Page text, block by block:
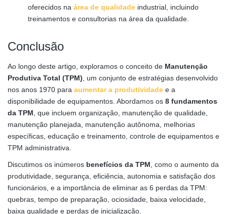
oferecidos na área de qualidade industrial, incluindo
treinamentos e consultorias na área da qualidade.
Conclusão
Ao longo deste artigo, exploramos o conceito de Manutenção
Produtiva Total (TPM) , um conjunto de estratégias desenvolvido
nos anos 1970 para aumentar a produtividade e a
disponibilidade de equipamentos. Abordamos os 8 fundamentos
da TPM , que incluem organização, manutenção de qualidade,
manutenção planejada, manutenção autônoma, melhorias
específicas, educação e treinamento, controle de equipamentos e
TPM administrativa.
Discutimos os inúmeros benefícios da TPM , como o aumento da
produtividade, segurança, eficiência, autonomia e satisfação dos
funcionários, e a importância de eliminar as 6 perdas da TPM:
quebras, tempo de preparação, ociosidade, baixa velocidade,
baixa qualidade e perdas de inicialização.